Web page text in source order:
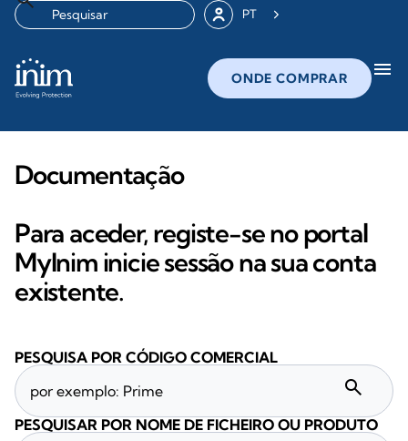
PT
ONDE COMPRAR menu
Documentação
Para aceder, registe-se no portal
MyInim inicie sessão na sua conta
existente.
PESQUISA POR CÓDIGO COMERCIAL
search
PESQUISAR POR NOME DE FICHEIRO OU PRODUTO